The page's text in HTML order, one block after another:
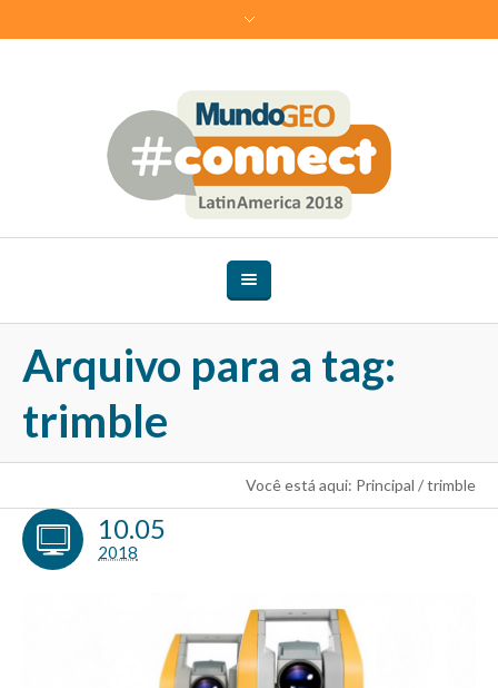
Arquivo para a tag:
trimble
Você está aqui: Principal /trimble
10.05
2018